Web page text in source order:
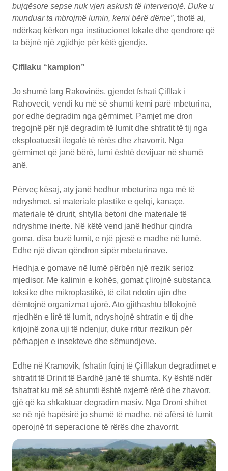
bujqësore sepse nuk vjen askush të intervenojë. Duke u
munduar ta mbrojmë lumin, kemi bërë dëme”, thotë ai,
ndërkaq kërkon nga institucionet lokale dhe qendrore që
ta bëjnë një zgjidhje për këtë gjendje.
Çifllaku “kampion”
Jo shumë larg Rakovinës, gjendet fshati Çifllak i
Rahovecit, vendi ku më së shumti kemi parë mbeturina,
por edhe degradim nga gërmimet. Pamjet me dron
tregojnë për një degradim të lumit dhe shtratit të tij nga
eksploatuesit ilegalë të rërës dhe zhavorrit. Nga
gërmimet që janë bërë, lumi është devijuar në shumë
anë.
Përveç kësaj, aty janë hedhur mbeturina nga më të
ndryshmet, si materiale plastike e qelqi, kanaçe,
materiale të drurit, shtylla betoni dhe materiale të
ndryshme inerte. Në këtë vend janë hedhur qindra
goma, disa buzë lumit, e një pjesë e madhe në lumë.
Edhe një divan qëndron sipër mbeturinave.
Hedhja e gomave në lumë përbën një rrezik serioz
mjedisor. Me kalimin e kohës, gomat çlirojnë substanca
toksike dhe mikroplastikë, të cilat ndotin ujin dhe
dëmtojnë organizmat ujorë. Ato gjithashtu bllokojnë
rrjedhën e lirë të lumit, ndryshojnë shtratin e tij dhe
krijojnë zona uji të ndenjur, duke rritur rrezikun për
përhapjen e insekteve dhe sëmundjeve.
Edhe në Kramovik, fshatin fqinj të Çifllakun degradimet e
shtratit të Drinit të Bardhë janë të shumta. Ky është ndër
fshatrat ku më së shumti është nxjerrë rërë dhe zhavorr,
gjë që ka shkaktuar degradim masiv. Nga Droni shihet
se në një hapësirë jo shumë të madhe, në afërsi të lumit
operojnë tri seperacione të rërës dhe zhavorrit.